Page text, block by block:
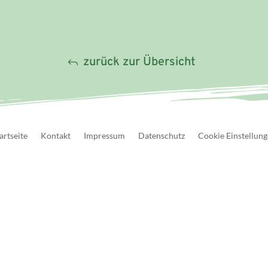
zurück zur Übersicht
Kontakt Impressum Datenschutz Cookie